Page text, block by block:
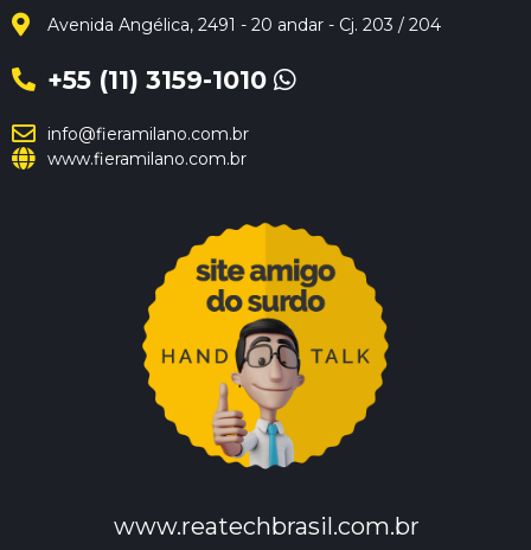
Avenida Angélica, 2491 - 20 andar - Cj. 203 / 204
+55 (11) 3159-1010
info@fieramilano.com.br
www.fieramilano.com.br
www.reatechbrasil.com.br